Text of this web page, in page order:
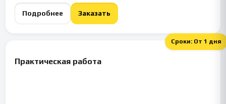
Подробнее Заказать
Сроки: От 1 дня
Практическая работа